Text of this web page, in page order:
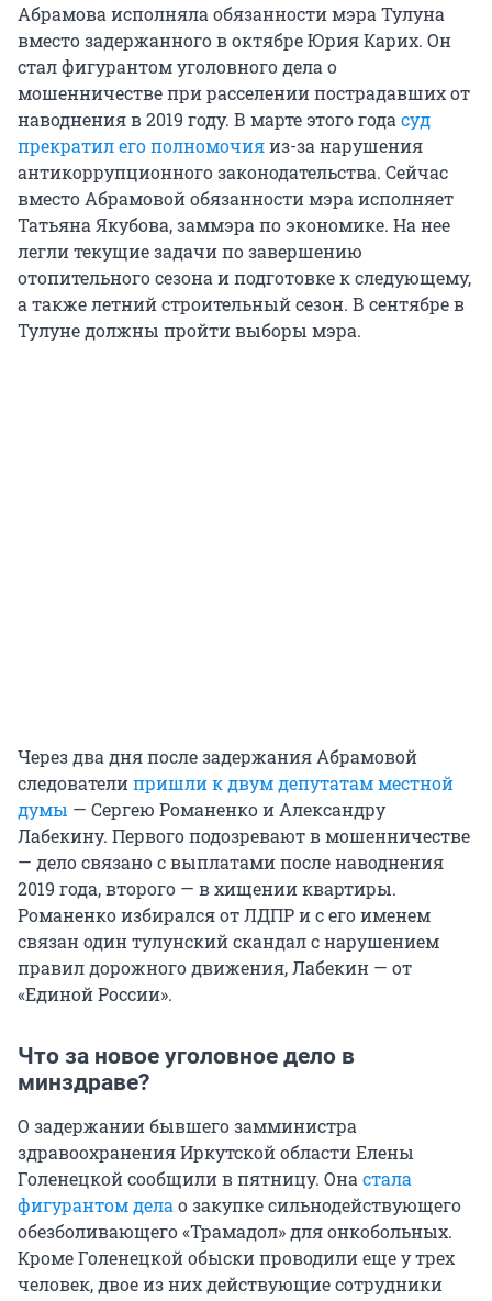
Абрамова исполняла обязанности мэра Тулуна
вместо задержанного в октябре Юрия Карих. Он
стал фигурантом уголовного дела о
мошенничестве при расселении пострадавших от
наводнения в 2019 году. В марте этого годасуд
прекратил его полномочияиз-за нарушения
антикоррупционного законодательства. Сейчас
вместо Абрамовой обязанности мэра исполняет
Татьяна Якубова, заммэра по экономике. На нее
легли текущие задачи по завершению
отопительного сезона и подготовке к следующему,
а также летний строительный сезон. В сентябре в
Тулуне должны пройти выборы мэра.
Через два дня после задержания Абрамовой
следователипришли к двум депутатам местной
думы — Сергею Романенко и Александру
Лабекину. Первого подозревают в мошенничестве
— дело связано с выплатами после наводнения
2019 года, второго — в хищении квартиры.
Романенко избирался от ЛДПР и с его именем
связан один тулунский скандал с нарушением
правил дорожного движения, Лабекин — от
«Единой России».
Что за новое уголовное дело в
минздраве?
О задержании бывшего замминистра
здравоохранения Иркутской области Елены
Голенецкой сообщили в пятницу. Онастала
фигурантом делао закупке сильнодействующего
обезболивающего «Трамадол» для онкобольных.
Кроме Голенецкой обыски проводили еще у трех
человек, двое из них действующие сотрудники